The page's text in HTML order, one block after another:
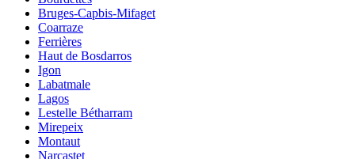
Bruges-Capbis-Mifaget
Coarraze
Ferrières
Haut de Bosdarros
Igon
Labatmale
Lagos
Lestelle Bétharram
Mirepeix
Montaut
Narcastet